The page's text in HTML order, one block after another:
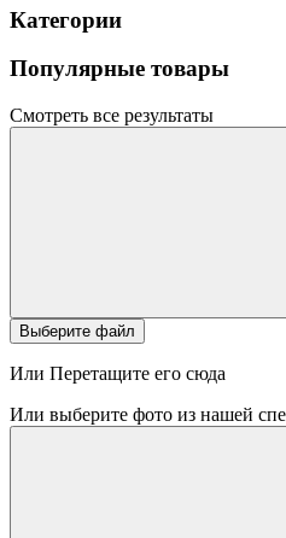
Категории
Популярные товары
Смотреть все результаты
Выберите файл
Или Перетащите его сюда
Или выберите фото из нашей